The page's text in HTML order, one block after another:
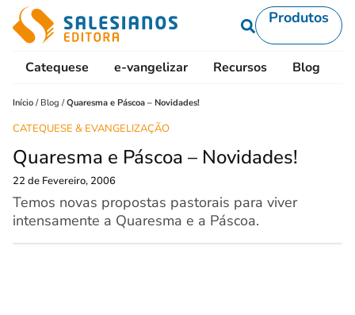
Produtos
Catequese e-vangelizar Recursos Blog
Início / Blog /Quaresma e Páscoa – Novidades!
CATEQUESE & EVANGELIZAÇÃO
Quaresma e Páscoa – Novidades!
22 de Fevereiro, 2006
Temos novas propostas pastorais para viver
intensamente a Quaresma e a Páscoa.